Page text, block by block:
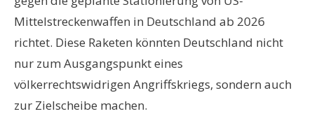
Mittelstreckenwaffen in Deutschland ab 2026
richtet. Diese Raketen könnten Deutschland nicht
nur zum Ausgangspunkt eines
völkerrechtswidrigen Angriffskriegs, sondern auch
zur Zielscheibe machen.